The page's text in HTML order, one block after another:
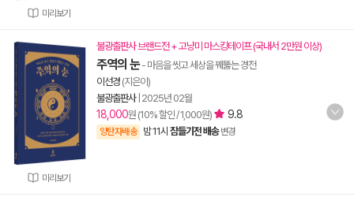
미리보기
미리보기
불광출판사 브랜드전 + 고냥미 마스킹테이프 (국내서 2만원 이상)
주역의 눈- 마음을 씻고 세상을 꿰뚫는 경전
이선경 (지은이)
불광출판사| 2025년 02월
18,000원 (10% 할인 / 1,000원) 9.8
양탄자배송 밤 11시 잠들기전 배송 변경